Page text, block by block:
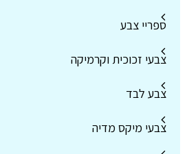
ספריי צבע
צבעי זכוכית וקרמיקה
צבע לבד
צבעי מיקס מדיה